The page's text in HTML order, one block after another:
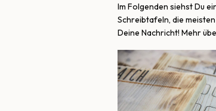
Im Folgenden siehst Du
Schreibtafeln, die
Deine Nachricht! Mehr